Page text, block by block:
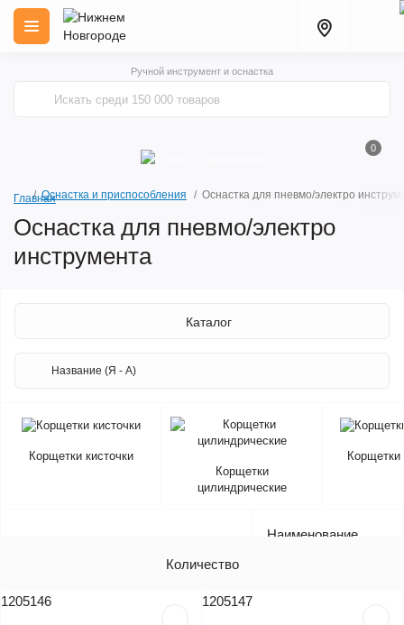
Ручной инструмент и оснастка
0
ГлавнаяОснастка и приспособления Оснастка для пневмо/электро
Оснастка для пневмо/электро
инструмента
Каталог
Корщетки кисточки
Корщетки
цилиндрические
Наименование
Количество
1205146 1205147